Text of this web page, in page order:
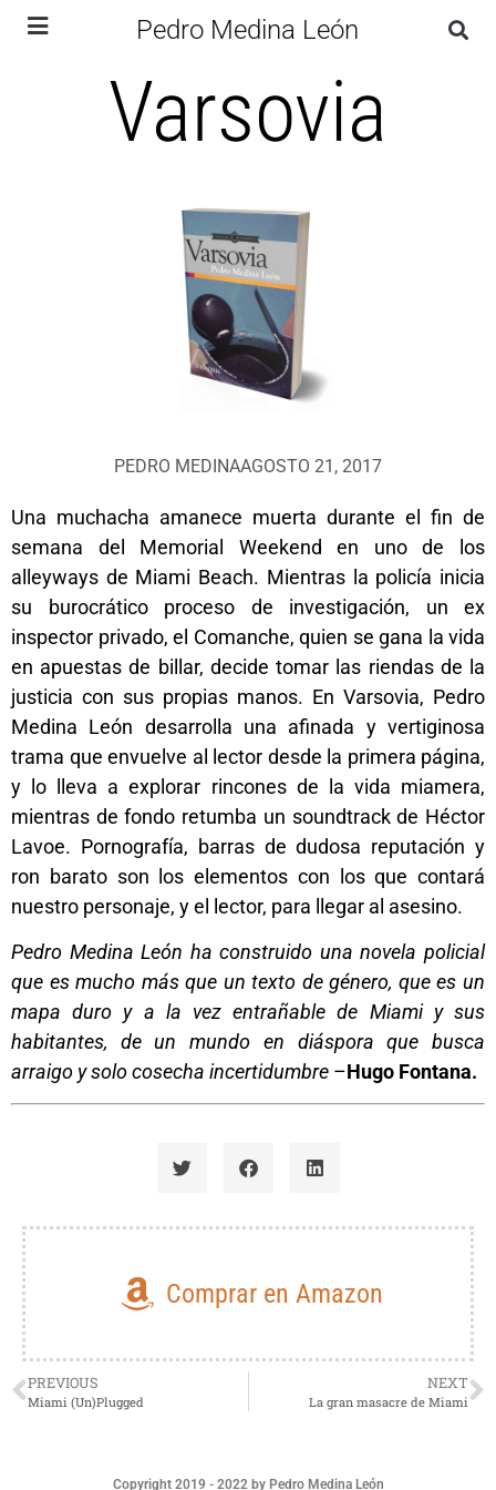
Pedro Medina León
Varsovia
PEDRO MEDINAAGOSTO 21, 2017
Una muchacha amanece muerta durante el fin de
semana del Memorial Weekend en uno de los
alleyways de Miami Beach. Mientras la policía inicia
su burocrático proceso de investigación, un ex
inspector privado, el Comanche, quien se gana la vida
en apuestas de billar, decide tomar las riendas de la
justicia con sus propias manos. En Varsovia, Pedro
Medina León desarrolla una afinada y vertiginosa
trama que envuelve al lector desde la primera página,
y lo lleva a explorar rincones de la vida miamera,
mientras de fondo retumba un soundtrack de Héctor
Lavoe. Pornografía, barras de dudosa reputación y
ron barato son los elementos con los que contará
nuestro personaje, y el lector, para llegar al asesino.
Pedro Medina León ha construido una novela policial
que es mucho más que un texto de género, que es un
mapa duro y a la vez entrañable de Miami y sus
habitantes, de un mundo en diáspora que busca
arraigo y solo cosecha incertidumbre –Hugo Fontana.
Comprar en Amazon
PREVIOUS
Miami (Un)Plugged
NEXT
La gran masacre de Miami
Copyright 2019 - 2022 by Pedro Medina León